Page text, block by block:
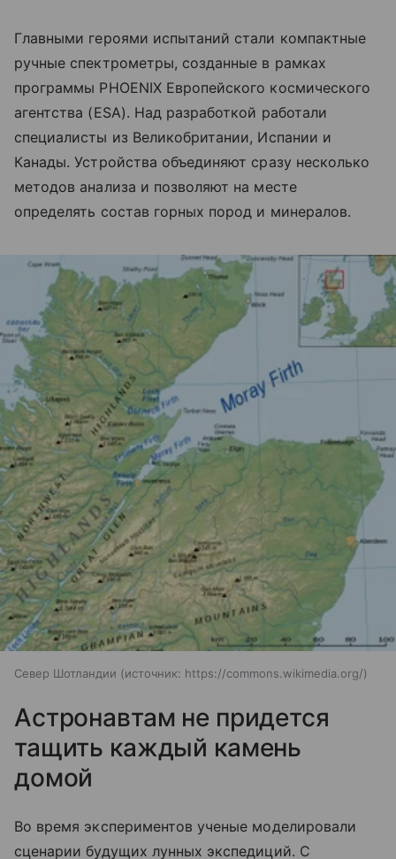
Главными героями испытаний стали компактные
ручные спектрометры, созданные в рамках
программы PHOENIX Европейского космического
агентства (ESA). Над разработкой работали
специалисты из Великобритании, Испании и
Канады. Устройства объединяют сразу несколько
методов анализа и позволяют на месте
определять состав горных пород и минералов.
Север Шотландии источник: https://commons.wikimedia.org/
Астронавтам не придется
тащить каждый камень
домой
Во время экспериментов ученые моделировали
сценарии будущих лунных экспедиций. С